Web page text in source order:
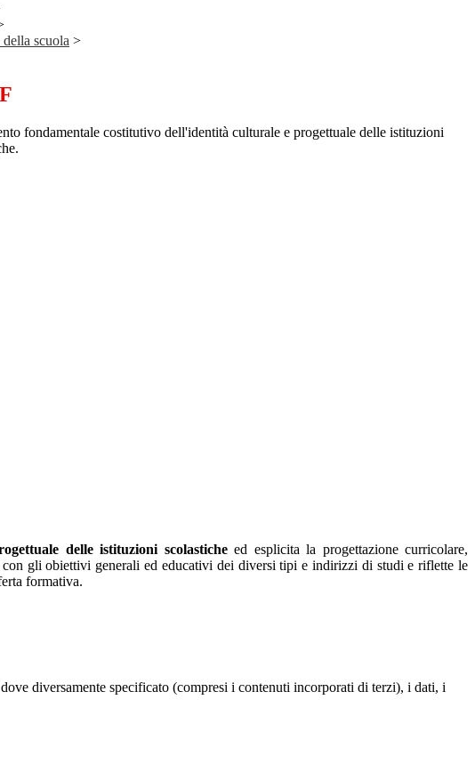
scuola >
fondamentale costitutivo dell'identità culturale e progettuale delle istituzioni
delle istituzioni scolastiche ed esplicita la progettazione curricolare,
gli obiettivi generali ed educativi dei diversi tipi e indirizzi di studi e riflette le
formativa.
diversamente specificato (compresi i contenuti incorporati di terzi), i dati, i